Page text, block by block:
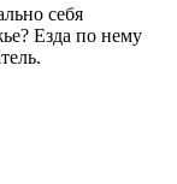
себя
Езда по нему